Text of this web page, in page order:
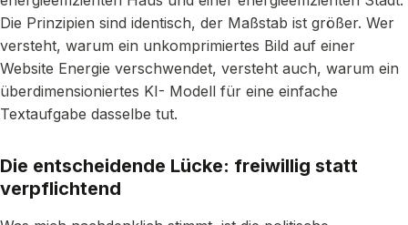
Die Prinzipien sind identisch, der Maßstab ist größer. Wer
versteht, warum ein unkomprimiertes Bild auf einer
Website Energie verschwendet, versteht auch, warum ein
überdimensioniertes KI- Modell für eine einfache
Textaufgabe dasselbe tut.
Die entscheidende Lücke: freiwillig statt
verpflichtend